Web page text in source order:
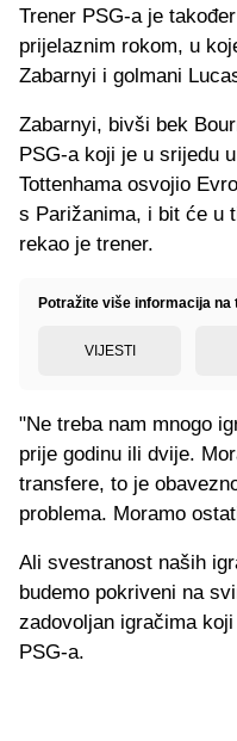
Trener PSG-a je
prijelaznim rokom, u
Zabarnyi i golmani
Zabarnyi, bivši bek
PSG-a koji je u srijedu
Tottenhama osvojio
s Parižanima, i bit će u
rekao je trener.
Potražite više informacija na
VIJESTI
"Ne treba nam mnogo
prije godinu ili dvije.
transfere, to je
problema. Moramo
Ali svestranost naših
budemo pokriveni na
zadovoljan igračima
PSG-a.